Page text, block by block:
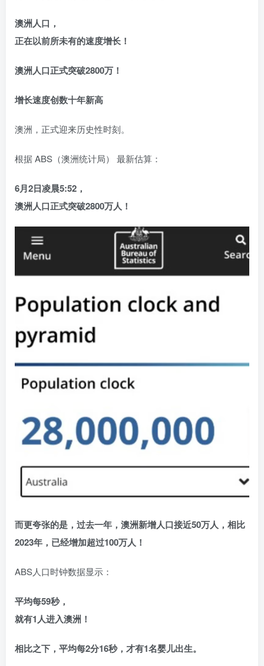
澳洲人口，
正在以前所未有的速度增长！
澳洲人口正式突破2800万！
增长速度创数十年新高
澳洲，正式迎来历史性时刻。
根据 ABS（澳洲统计局） 最新估算：
6月2日凌晨5:52，
澳洲人口正式突破2800万人！
而更夸张的是，过去一年，澳洲新增人口接近50万人，相比
2023年，已经增加超过100万人！
ABS人口时钟数据显示：
平均每59秒，
就有1人进入澳洲！
相比之下，平均每2分16秒，才有1名婴儿出生。